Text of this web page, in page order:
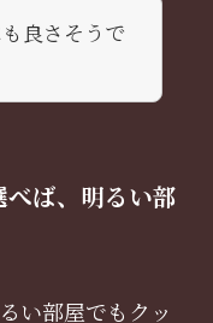
良さそうで
ば、明るい部
い部屋でもクッ